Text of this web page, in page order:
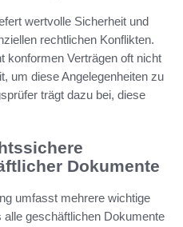
wertvolle Sicherheit und
rechtlichen Konflikten.
konformen Verträgen oft nicht
um diese Angelegenheiten zu
trägt dazu bei, diese
Dokumente
umfasst mehrere wichtige
geschäftlichen Dokumente